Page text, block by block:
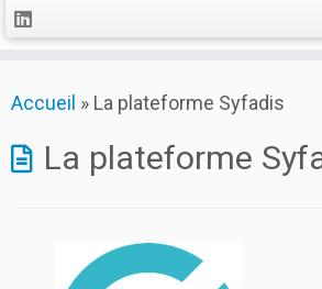
toAccueil » La plateforme Syfadis
La plateforme